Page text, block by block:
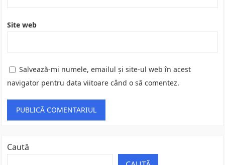
Site web
Salvează-mi numele, emailul și site-ul web în acest
navigator pentru data viitoare când o să comentez.
Caută